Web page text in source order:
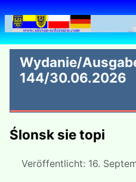
Wydanie/
144/30.06.2026
Ślonsk sie topi
Veröffentlicht: 16.